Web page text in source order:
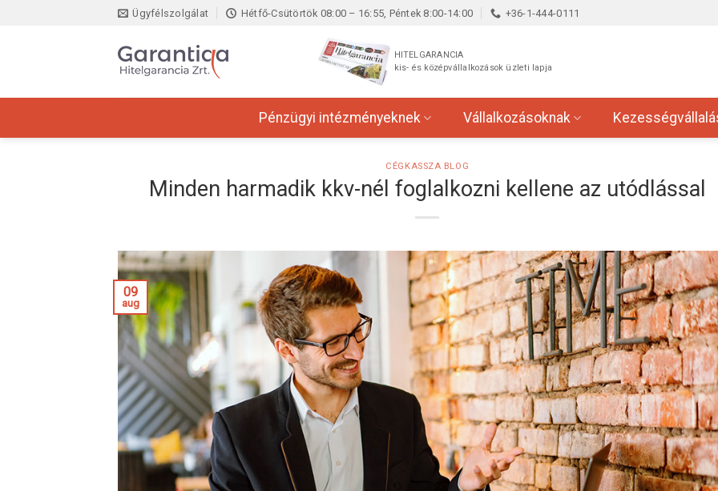
Ügyfélszolgálat Hétfő-Csütörtök 08:00 – 16:55, Péntek 8:00-14:00 +36-1-444-0111
HITELGARANCIA
kis- és középvállalkozások üzleti lapja
Pénzügyi intézményeknek Vállalkozásoknak
CÉGKASSZA BLOG
Minden harmadik kkv-nél foglalkozni kellene az utódlással
09
aug